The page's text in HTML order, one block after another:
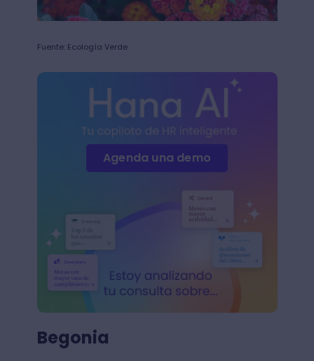
Fuente: Ecología Verde
Agenda una demo
Begonia